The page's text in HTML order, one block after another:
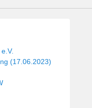
(17.06.2023)